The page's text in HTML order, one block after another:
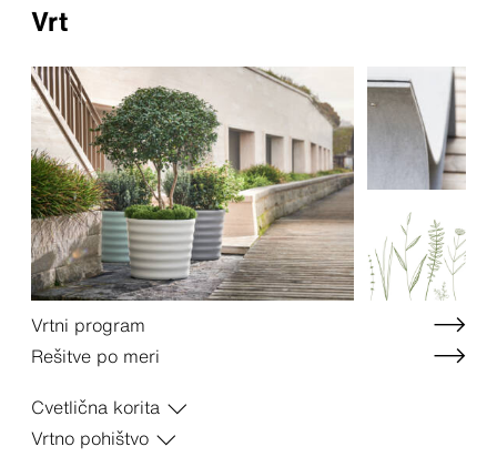
Vrt
Vrtni program
Rešitve po meri
Cvetlična korita
Vrtno pohištvo